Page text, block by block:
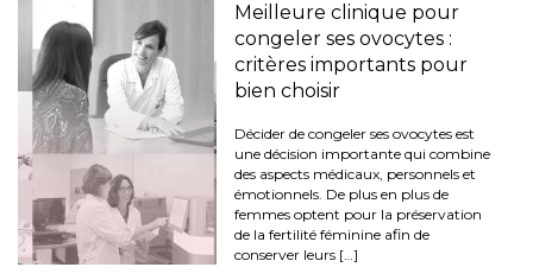
Meilleure clinique pour
congeler ses ovocytes :
critères importants pour
bien choisir
Décider de congeler ses ovocytes est
une décision importante qui combine
des aspects médicaux, personnels et
émotionnels. De plus en plus de
femmes optent pour la préservation
de la fertilité féminine afin de
conserver leurs […]